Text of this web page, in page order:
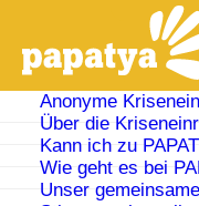
Anonyme
Über die
Kann ich zu
Wie geht es bei
Unser